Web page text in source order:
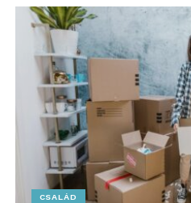
CSALÁD